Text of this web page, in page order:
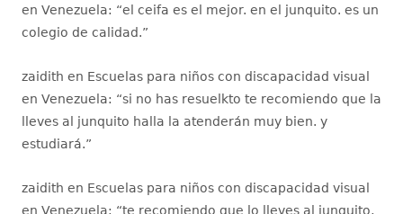
en Venezuela: “el ceifa es el mejor. en el junquito. es un
colegio de calidad.”
zaidith en Escuelas para niños con discapacidad visual
en Venezuela: “si no has resuelkto te recomiendo que la
lleves al junquito halla la atenderán muy bien. y
estudiará.”
zaidith en Escuelas para niños con discapacidad visual
en Venezuela: “te recomiendo que lo lleves al junquito,